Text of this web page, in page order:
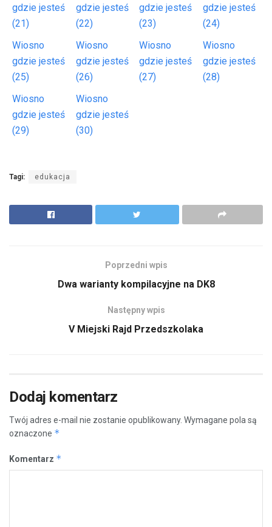
gdzie jesteś
(21)
gdzie jesteś
(22)
gdzie jesteś
(23)
gdzie jesteś
(24)
Wiosno
gdzie jesteś
(25)
Wiosno
gdzie jesteś
(26)
Wiosno
gdzie jesteś
(27)
Wiosno
gdzie jesteś
(28)
Wiosno
gdzie jesteś
(29)
Wiosno
gdzie jesteś
(30)
Tagi: edukacja
Poprzedni wpis
Dwa warianty kompilacyjne na DK8
Następny wpis
V Miejski Rajd Przedszkolaka
Dodaj komentarz
Twój adres e-mail nie zostanie opublikowany. Wymagane pola są
oznaczone *
Komentarz *